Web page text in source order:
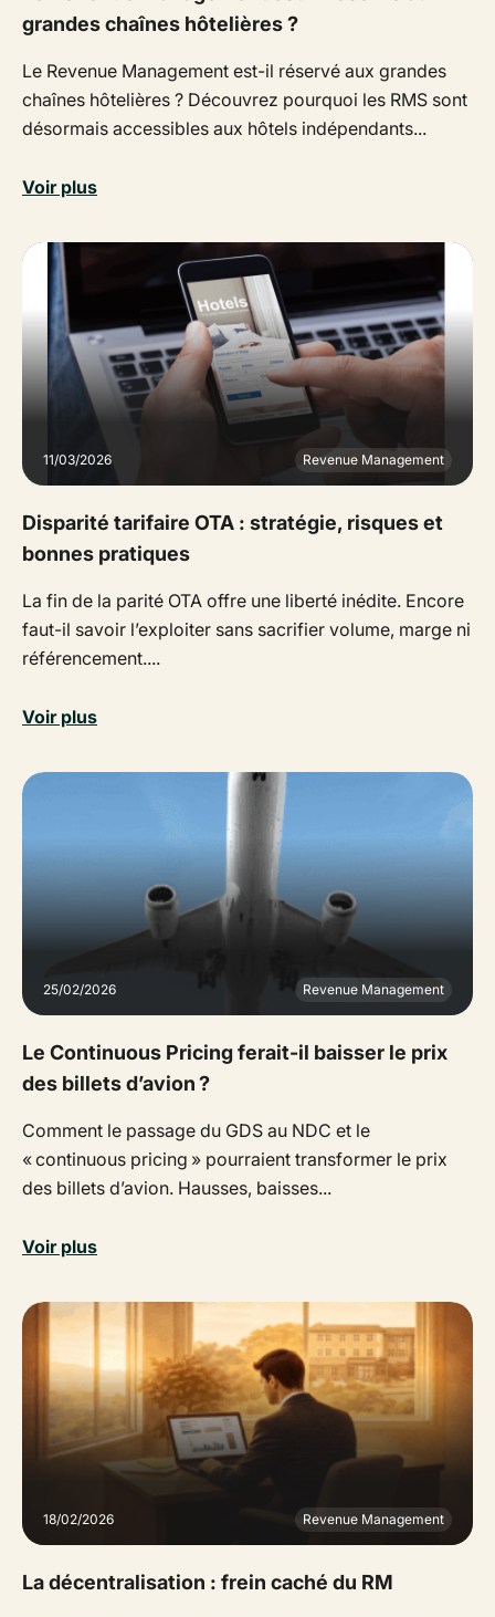
grandes chaînes hôtelières ?
Le Revenue Management est-il réservé aux grandes
chaînes hôtelières ? Découvrez pourquoi les RMS sont
désormais accessibles aux hôtels indépendants...
Voir plus
11/03/2026 Revenue Management
Disparité tarifaire OTA : stratégie, risques et
bonnes pratiques
La fin de la parité OTA offre une liberté inédite. Encore
faut-il savoir l’exploiter sans sacrifier volume, marge ni
référencement....
Voir plus
25/02/2026 Revenue Management
Le Continuous Pricing ferait-il baisser le prix
des billets d’avion ?
Comment le passage du GDS au NDC et le
« continuous pricing » pourraient transformer le prix
des billets d’avion. Hausses, baisses...
Voir plus
18/02/2026 Revenue Management
La décentralisation : frein caché du RM